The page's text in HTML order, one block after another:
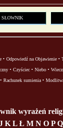
SŁOWNIK
• Odpowiedź na Objawienie •
• Czyściec• Niebo•
Rachunek sumienia•
wyrażeń
K L Ł M N O P Q